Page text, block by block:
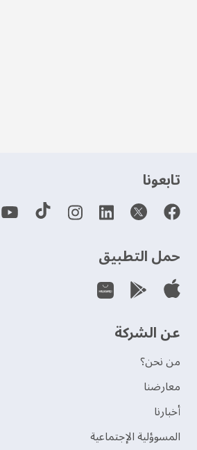
‫تابعونا‬
حمل التطبيق
عن الشركة
من نحن؟
‫معارضنا‬
‫أخبارنا‬
المسوؤلية الإجتماعية